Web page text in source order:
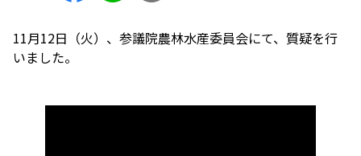
11月12日（火）、参議院農林水産委員会にて、質疑を行
いました。